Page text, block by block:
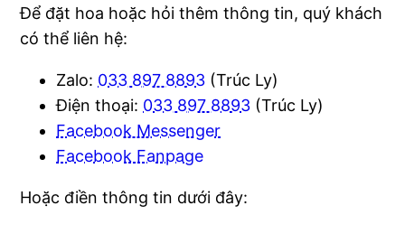
Để đặt hoa hoặc hỏi thêm thông tin, quý khách
có thể liên hệ:
Zalo: 033 897 8893 (Trúc Ly)
Điện thoại: 033 897 8893 (Trúc Ly)
Facebook Messenger
Facebook Fanpage
Hoặc điền thông tin dưới đây: